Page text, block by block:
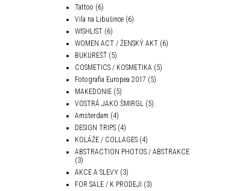
Tattoo (6)
Vila na Libušince (6)
WISHLIST (6)
WOMEN ACT / ŽENSKÝ AKT (6)
BUKUREŠŤ (5)
COSMETICS / KOSMETIKA (5)
Fotografia Europea 2017 (5)
MAKEDONIE (5)
VOSTRÁ JAKO ŠMIRGL (5)
Amsterdam (4)
DESIGN TRIPS (4)
KOLÁŽE / COLLAGES (4)
ABSTRACTION PHOTOS / ABSTRAKCE
(3)
AKCE A SLEVY (3)
FOR SALE / K PRODEJI (3)